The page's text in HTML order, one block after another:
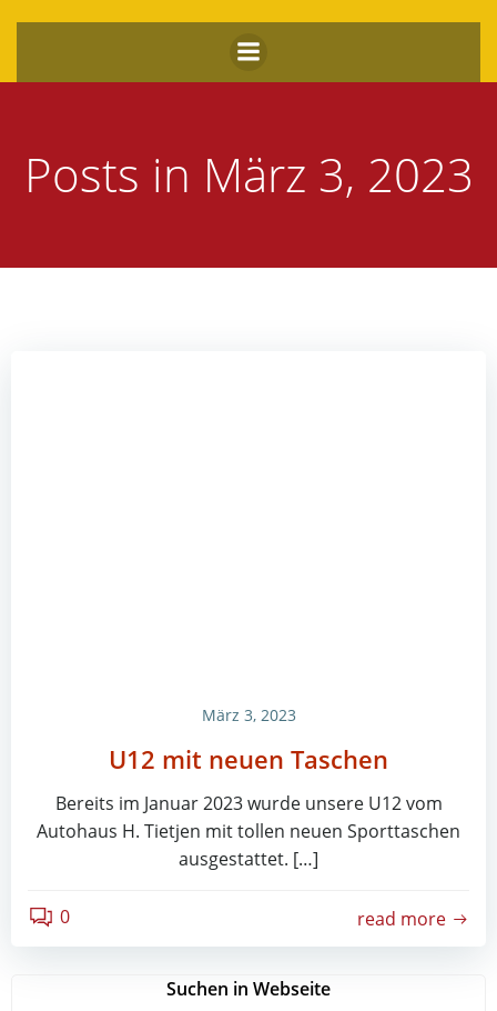
Inhalt
springen
Posts in März 3, 2023
März 3, 2023
U12 mit neuen Taschen
Bereits im Januar 2023 wurde unsere U12 vom
Autohaus H. Tietjen mit tollen neuen Sporttaschen
ausgestattet. […]
0 read more
Suchen in Webseite